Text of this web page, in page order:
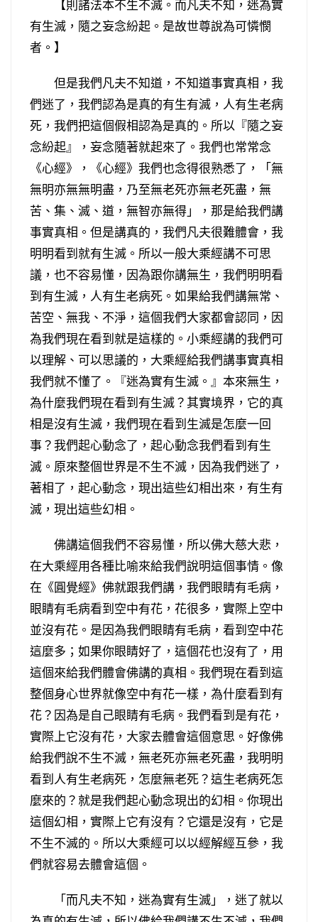
【則諸法本不生不滅。而凡夫不知，迷為實
有生滅，隨之妄念紛起。是故世尊說為可憐憫
者。】
但是我們凡夫不知道，不知道事實真相，我
們迷了，我們認為是真的有生有滅，人有生老病
死，我們把這個假相認為是真的。所以『隨之妄
念紛起』，妄念隨著就起來了。我們也常常念
《心經》，《心經》我們也念得很熟悉了，「無
無明亦無無明盡，乃至無老死亦無老死盡，無
苦、集、滅、道，無智亦無得」，那是給我們講
事實真相。但是講真的，我們凡夫很難體會，我
明明看到就有生滅。所以一般大乘經講不可思
議，也不容易懂，因為跟你講無生，我們明明看
到有生滅，人有生老病死。如果給我們講無常、
苦空、無我、不淨，這個我們大家都會認同，因
為我們現在看到就是這樣的。小乘經講的我們可
以理解、可以思議的，大乘經給我們講事實真相
我們就不懂了。『迷為實有生滅。』本來無生，
為什麼我們現在看到有生滅？其實境界，它的真
相是沒有生滅，我們現在看到生滅是怎麼一回
事？我們起心動念了，起心動念我們看到有生
滅。原來整個世界是不生不滅，因為我們迷了，
著相了，起心動念，現出這些幻相出來，有生有
滅，現出這些幻相。
佛講這個我們不容易懂，所以佛大慈大悲，
在大乘經用各種比喻來給我們說明這個事情。像
在《圓覺經》佛就跟我們講，我們眼睛有毛病，
眼睛有毛病看到空中有花，花很多，實際上空中
並沒有花。是因為我們眼睛有毛病，看到空中花
這麼多；如果你眼睛好了，這個花也沒有了，用
這個來給我們體會佛講的真相。我們現在看到這
整個身心世界就像空中有花一樣，為什麼看到有
花？因為是自己眼睛有毛病。我們看到是有花，
實際上它沒有花，大家去體會這個意思。好像佛
給我們說不生不滅，無老死亦無老死盡，我明明
看到人有生老病死，怎麼無老死？這生老病死怎
麼來的？就是我們起心動念現出的幻相。你現出
這個幻相，實際上它有沒有？它還是沒有，它是
不生不滅的。所以大乘經可以以經解經互參，我
們就容易去體會這個。
「而凡夫不知，迷為實有生滅」，迷了就以